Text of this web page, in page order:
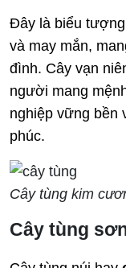
Đây là biểu
và may mắn,
đình. Cây vạn
người mang
nghiệp vững bền
phúc.
Cây tùng kim
Cây tùng